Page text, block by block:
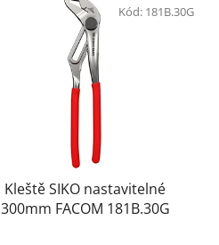
Kleště SIKO nastavitelné
300mm FACOM 181B.30G
Kód: 181B.30G